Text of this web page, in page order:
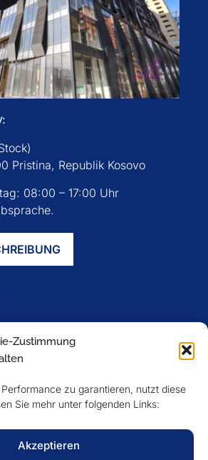
Zustimmung
zu garantieren, nutzt diese
Sie mehr unter folgenden Links:
Akzeptieren
Pristina, Republik Kosovo
08:00 – 17:00 Uhr